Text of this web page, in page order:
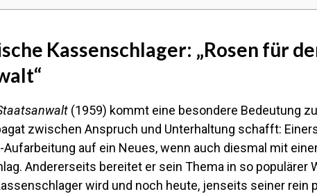
Kassenschlager: „Rosen für
(1959) kommt eine besondere Bedeutung
zwischen Anspruch und Unterhaltung schafft:
Aufarbeitung auf ein Neues, wenn auch diesmal mit
Andererseits bereitet er sein Thema in so populärer
wird und noch heute, jenseits seiner rein